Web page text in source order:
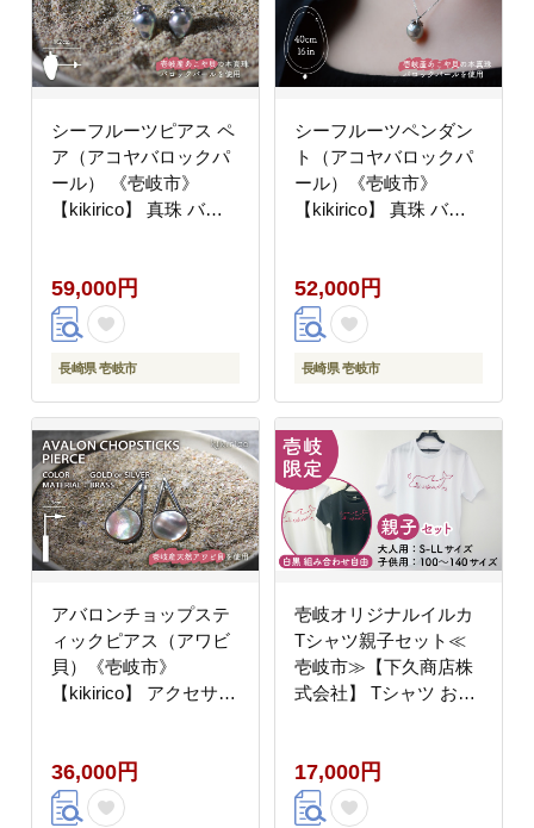
シーフルーツピアス ペ
ア（アコヤバロックパ
ール） 《壱岐市》
【kikirico】 真珠 バロ
円 アクセサリー
59,000円
長崎県 壱岐市
シーフルーツペンダン
ト（アコヤバロックパ
ール）《壱岐市》
【kikirico】 真珠 バロ
52000 52000円
52,000円
長崎県 壱岐市
アバロンチョップステ
ィックピアス（アワビ
貝）《壱岐市》
【kikirico】 アクセサリ
36,000円
壱岐オリジナルイルカ
Tシャツ親子セット≪
壱岐市≫【下久商店株
式会社】 Tシャツ お土
17,000円